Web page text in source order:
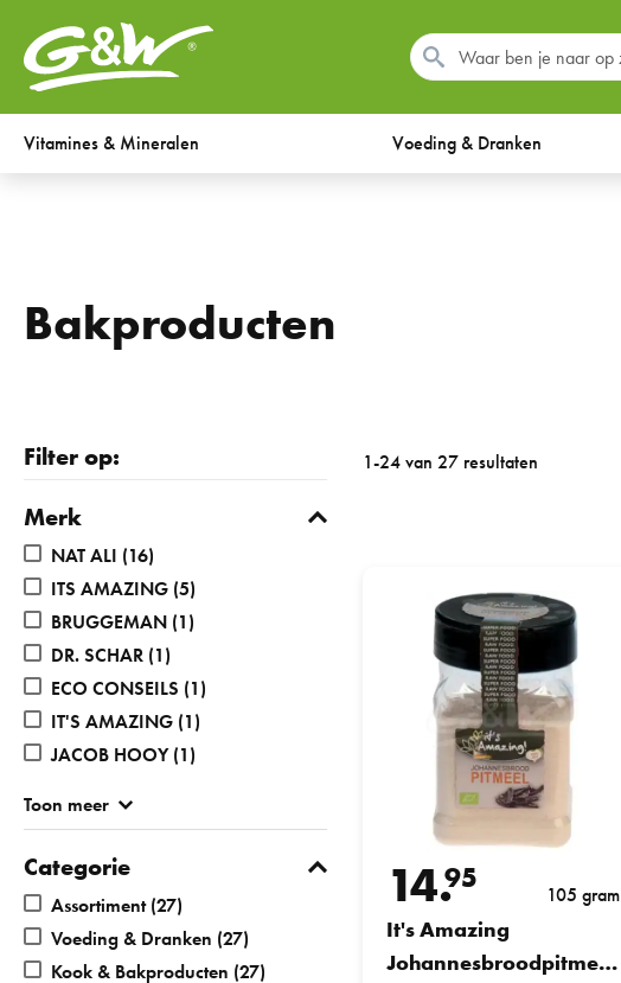
Vitamines & Mineralen Voeding & Dranken
Bakproducten
Filter op:
Merk
NAT ALI (16)
ITS AMAZING (5)
BRUGGEMAN (1)
DR. SCHAR (1)
ECO CONSEILS (1)
IT'S AMAZING (1)
JACOB HOOY(1)
Toon meer
Categorie
Assortiment(27)
Voeding & Dranken (27)
Kook & Bakproducten (27)
1-24 van 27 resultaten
14.
95 105 gram
It's Amazing
Johannesbroodpitmeel